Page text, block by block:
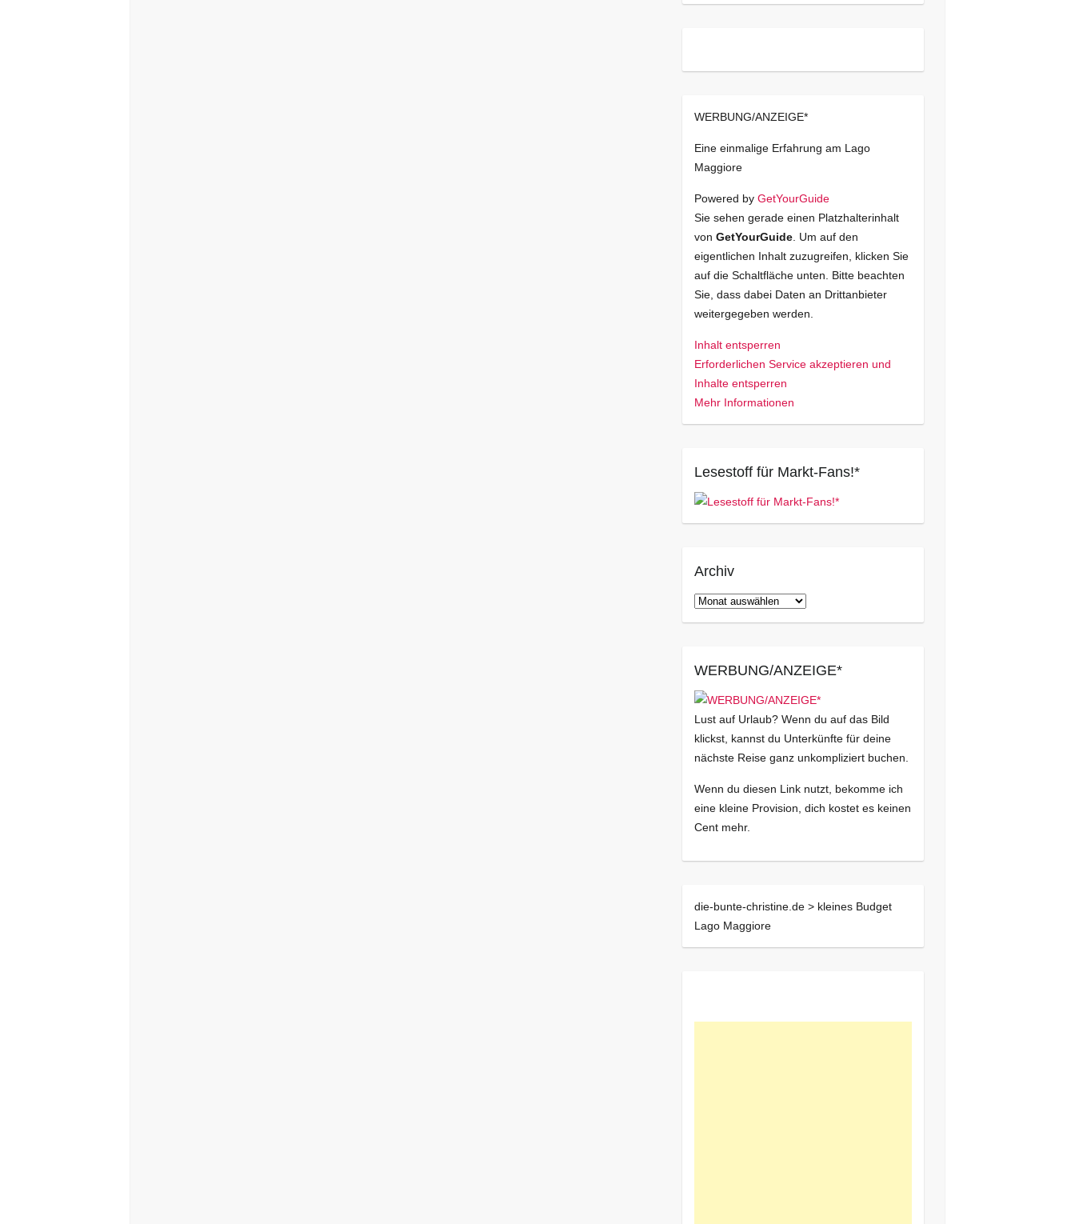
WERBUNG/ANZEIGE*
Eine einmalige Erfahrung am Lago
Maggiore
Powered by GetYourGuide
Sie sehen gerade einen Platzhalterinhalt
von GetYourGuide. Um auf den
eigentlichen Inhalt zuzugreifen, klicken Sie
auf die Schaltfläche unten. Bitte beachten
Sie, dass dabei Daten an Drittanbieter
weitergegeben werden.
Inhalt entsperren
Erforderlichen Service akzeptieren und
Inhalte entsperren
Mehr Informationen
Lesestoff für Markt-Fans!*
Archiv
Archiv
WERBUNG/ANZEIGE*
Lust auf Urlaub? Wenn du auf das Bild
klickst, kannst du Unterkünfte für deine
nächste Reise ganz unkompliziert buchen.
Wenn du diesen Link nutzt, bekomme ich
eine kleine Provision, dich kostet es keinen
Cent mehr.
die-bunte-christine.de > kleines Budget
Lago Maggiore